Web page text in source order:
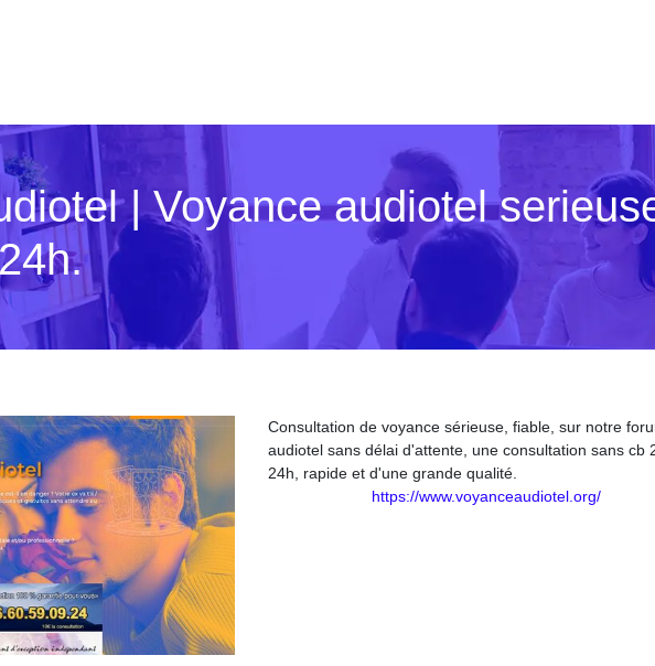
| Voyance audiotel
Consultation de voyance sérieuse, fiable, sur notre
audiotel sans délai d'attente, une consultation sans cb
24h, rapide et d'une grande qualité.
https://www.voyanceaudiotel.org/